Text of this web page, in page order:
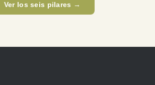
Ver los seis pilares →